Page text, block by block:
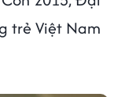
trẻ Việt Nam